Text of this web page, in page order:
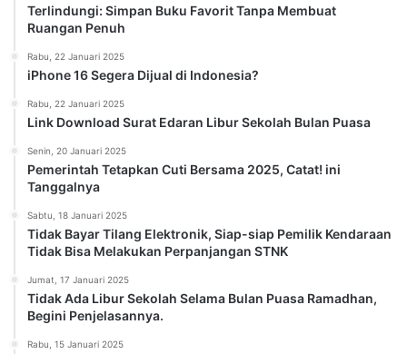
Terlindungi: Simpan Buku Favorit Tanpa Membuat
Ruangan Penuh
Rabu, 22 Januari 2025
iPhone 16 Segera Dijual di Indonesia?
Rabu, 22 Januari 2025
Link Download Surat Edaran Libur Sekolah Bulan Puasa
Senin, 20 Januari 2025
Pemerintah Tetapkan Cuti Bersama 2025, Catat! ini
Tanggalnya
Sabtu, 18 Januari 2025
Tidak Bayar Tilang Elektronik, Siap-siap Pemilik Kendaraan
Tidak Bisa Melakukan Perpanjangan STNK
Jumat, 17 Januari 2025
Tidak Ada Libur Sekolah Selama Bulan Puasa Ramadhan,
Begini Penjelasannya.
Rabu, 15 Januari 2025